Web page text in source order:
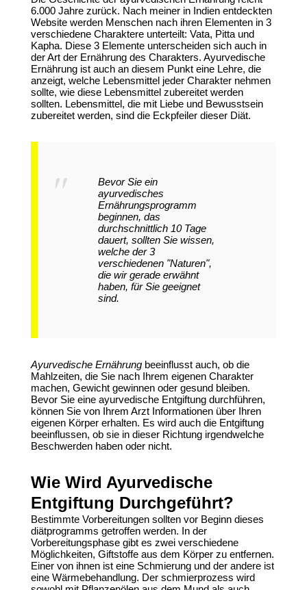
6.000 Jahre zurück. Nach meiner in Indien entdeckten
Website werden Menschen nach ihren Elementen in 3
verschiedene Charaktere unterteilt: Vata, Pitta und
Kapha. Diese 3 Elemente unterscheiden sich auch in
der Art der Ernährung des Charakters. Ayurvedische
Ernährung ist auch an diesem Punkt eine Lehre, die
anzeigt, welche Lebensmittel jeder Charakter nehmen
sollte, wie diese Lebensmittel zubereitet werden
sollten. Lebensmittel, die mit Liebe und Bewusstsein
zubereitet werden, sind die Eckpfeiler dieser Diät.
Bevor Sie ein
ayurvedisches
Ernährungsprogramm
beginnen, das
durchschnittlich 10 Tage
dauert, sollten Sie wissen,
welche der 3
verschiedenen "Naturen",
die wir gerade erwähnt
haben, für Sie geeignet
sind.
Ayurvedische Ernährungbeeinflusst auch, ob die
Mahlzeiten, die Sie nach Ihrem eigenen Charakter
machen, Gewicht gewinnen oder gesund bleiben.
Bevor Sie eine ayurvedische Entgiftung durchführen,
können Sie von Ihrem Arzt Informationen über Ihren
eigenen Körper erhalten. Es wird auch die Entgiftung
beeinflussen, ob sie in dieser Richtung irgendwelche
Beschwerden haben oder nicht.
Wie Wird Ayurvedische
Entgiftung Durchgeführt?
Bestimmte Vorbereitungen sollten vor Beginn dieses
diätprogramms getroffen werden. In der
Vorbereitungsphase gibt es zwei verschiedene
Möglichkeiten, Giftstoffe aus dem Körper zu entfernen.
Einer von ihnen ist eine Schmierung und der andere ist
eine Wärmebehandlung. Der schmierprozess wird